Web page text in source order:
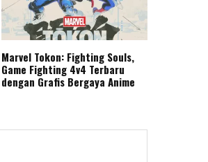
Marvel Tokon: Fighting Souls,
Game Fighting 4v4 Terbaru
dengan Grafis Bergaya Anime